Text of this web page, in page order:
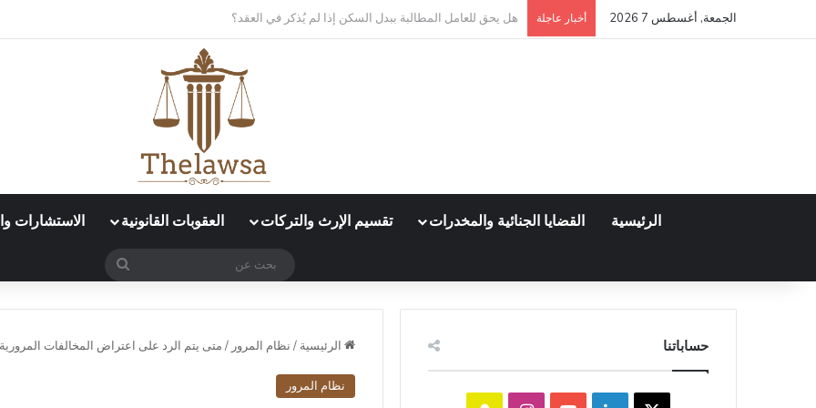
الجمعة, أغسطس 7 2026 أخبار عاجلة كم مدة قبول أو رفض عقد العمل الإلكتروني في قوى؟
الرئيسية القضايا الجنائية والمخدرات تقسيم الإرث والتركات العقوبات القانونية الاستشارات
بحث
الرئيسية / نظام المرور / متى يتم الرد على اعتراض المخالفات
نظام المرور
حساباتنا